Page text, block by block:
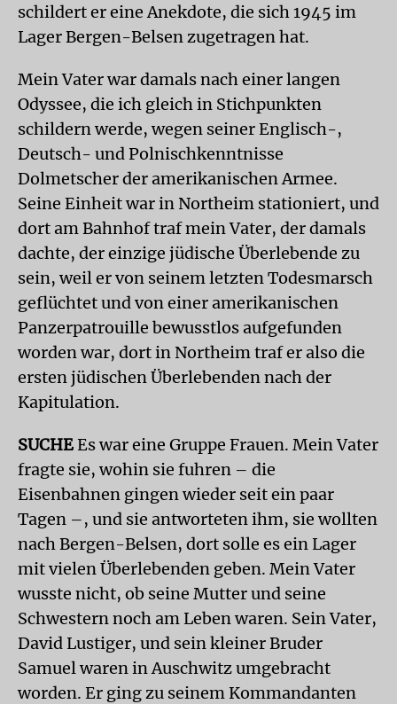
schildert er eine Anekdote, die sich 1945 im
Lager Bergen-Belsen zugetragen hat.
Mein Vater war damals nach einer langen
Odyssee, die ich gleich in Stichpunkten
schildern werde, wegen seiner Englisch-,
Deutsch- und Polnischkenntnisse
Dolmetscher der amerikanischen Armee.
Seine Einheit war in Northeim stationiert, und
dort am Bahnhof traf mein Vater, der damals
dachte, der einzige jüdische Überlebende zu
sein, weil er von seinem letzten Todesmarsch
geflüchtet und von einer amerikanischen
Panzerpatrouille bewusstlos aufgefunden
worden war, dort in Northeim traf er also die
ersten jüdischen Überlebenden nach der
Kapitulation.
SUCHEEs war eine Gruppe Frauen. Mein Vater
fragte sie, wohin sie fuhren – die
Eisenbahnen gingen wieder seit ein paar
Tagen –, und sie antworteten ihm, sie wollten
nach Bergen-Belsen, dort solle es ein Lager
mit vielen Überlebenden geben. Mein Vater
wusste nicht, ob seine Mutter und seine
Schwestern noch am Leben waren. Sein Vater,
David Lustiger, und sein kleiner Bruder
Samuel waren in Auschwitz umgebracht
worden. Er ging zu seinem Kommandanten